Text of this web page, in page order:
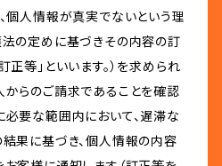
個人情報が真実でないという理
法の定めに基づきその内容の訂
正等」といいます。）を求められ
からのご請求であることを確認
必要な範囲内において、遅滞な
果に基づき、個人情報の内容